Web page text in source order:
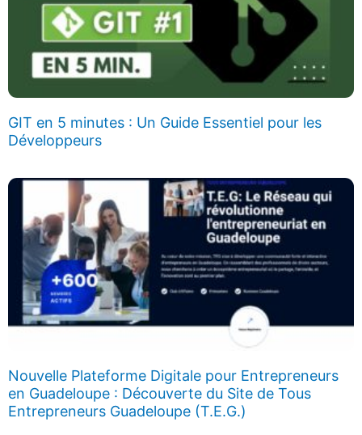
GIT en 5 minutes : Un Guide Essentiel pour les
Développeurs
Nouvelle Plateforme Digitale pour Entrepreneurs
en Guadeloupe : Découverte du Site de Tous
Entrepreneurs Guadeloupe (T.E.G.)